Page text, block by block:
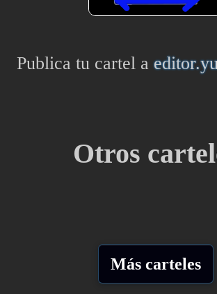
Publica tu cartel a
Otros
Más carteles